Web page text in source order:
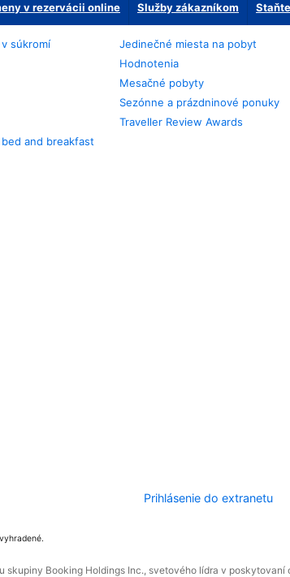
v rezervácii online Služby zákazníkom
súkromí
and breakfast
Jedinečné miesta na pobyt
Hodnotenia
Mesačné pobyty
Sezónne a prázdninové ponuky
Traveller Review Awards
Prihlásenie do extranetu
skupiny Booking Holdings Inc., svetového lídra v